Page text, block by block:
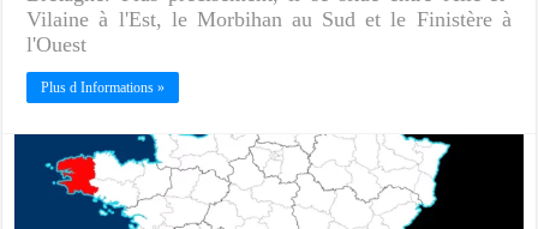
Vilaine à l'Est, le Morbihan au Sud et le Finistère à
l'Ouest
Plus d Informations »